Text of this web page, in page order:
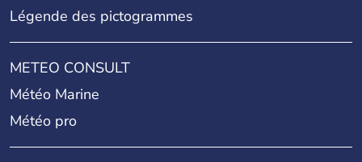
Légende des pictogrammes
METEO CONSULT
Météo Marine
Météo pro